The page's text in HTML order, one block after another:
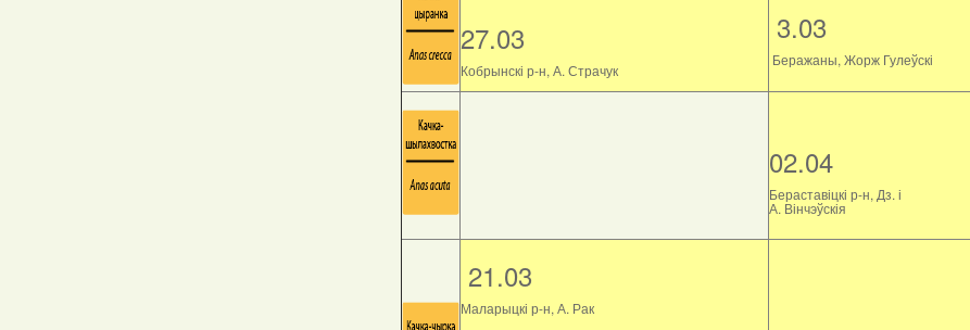
27.03
Кобрынскі р-н, А. Страчук
3.03
Беражаны, Жорж Гулеўскі
02.04
Бераставіцкі р-н, Дз. і
А. Вінчэўскія
21.03
Маларыцкі р-н, А. Рак